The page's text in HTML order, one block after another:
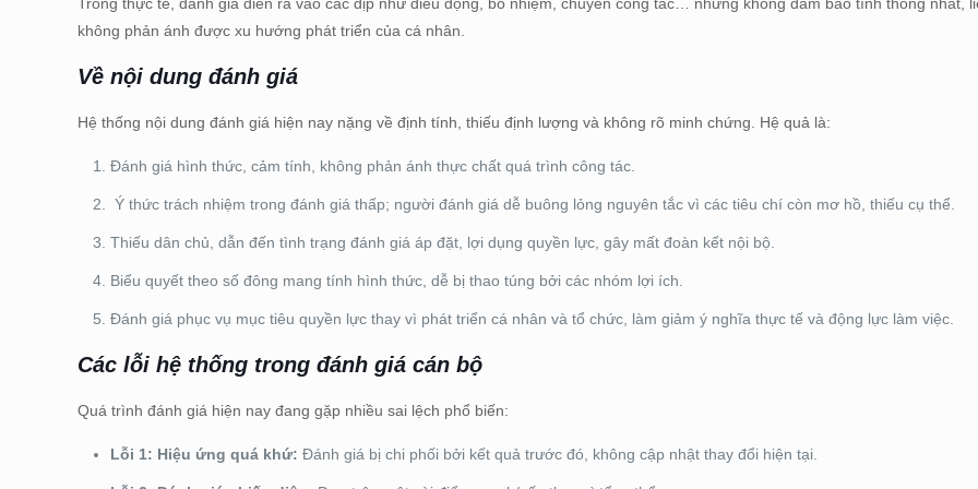
không phản ánh được xu hướng phát triển của cá nhân.
Về nội dung đánh giá
Hệ thống nội dung đánh giá hiện nay nặng về định tính, thiếu định lượng và không rõ minh chứng. Hệ quả là:
Đánh giá hình thức, cảm tính, không phản ánh thực chất quá trình công tác.
Ý thức trách nhiệm trong đánh giá thấp; người đánh giá dễ buông lỏng nguyên tắc vì các tiêu chí còn mơ hồ, thiếu cụ thể.
Thiếu dân chủ, dẫn đến tình trạng đánh giá áp đặt, lợi dụng quyền lực, gây mất đoàn kết nội bộ.
Biểu quyết theo số đông mang tính hình thức, dễ bị thao túng bởi các nhóm lợi ích.
Đánh giá phục vụ mục tiêu quyền lực thay vì phát triển cá nhân và tổ chức, làm giảm ý nghĩa thực tế và động lực làm việc.
Các lỗi hệ thống trong đánh giá cán bộ
Quá trình đánh giá hiện nay đang gặp nhiều sai lệch phổ biến:
Lỗi 1: Hiệu ứng quá khứ: Đánh giá bị chi phối bởi kết quả trước đó, không cập nhật thay đổi hiện tại.